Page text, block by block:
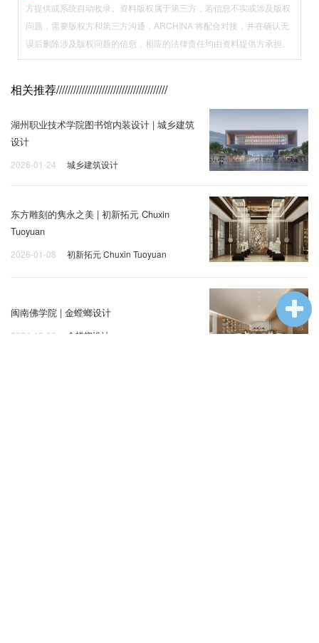
方提供或系统自动收录。资料版权属于第三方，若信息不实或涉及版权
问题，需要版权方和第三方沟通，ARCHINA 将配合对接，并在确认无
误后删除涉及版权问题的信息，相应的法律责任均由资料提供方承担。
相关推荐///////////////////////////////////////
湖州职业技术学院图书馆内装设计 | 城乡建筑
设计
2026-01-24 城乡建筑设计
东方雕刻的隽永之美 | 初新拓元 Chuxin
Tuoyuan
2026-01-08 初新拓元 Chuxin Tuoyuan
闽南佛学院 | 金螳螂设计
2024-12-09 金螳螂设计